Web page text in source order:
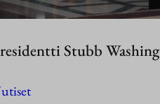
Stubb